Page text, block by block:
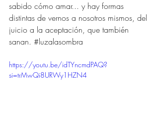
sabido cómo amar... y hay formas
distintas de vernos a nosotros mismos, del
juicio a la aceptación, que también
sanan. #luzalasombra
https://youtu.be/idTYncmdPAQ?
si=trMwQi8URWy1HZN4